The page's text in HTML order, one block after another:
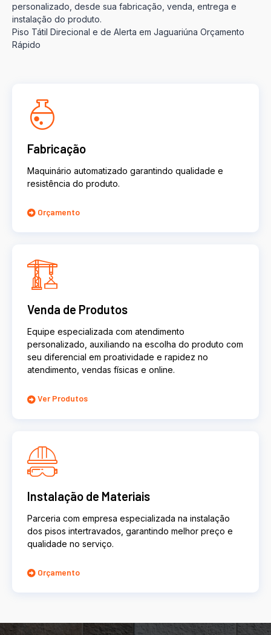
personalizado, desde sua fabricação, venda, entrega e
instalação do produto.
Piso Tátil Direcional e de Alerta em Jaguariúna Orçamento
Rápido
Fabricação
Maquinário automatizado garantindo qualidade e
resistência do produto.
Orçamento
Venda de Produtos
Equipe especializada com atendimento
personalizado, auxiliando na escolha do produto com
seu diferencial em proatividade e rapidez no
atendimento, vendas físicas e online.
Ver Produtos
Instalação de Materiais
Parceria com empresa especializada na instalação
dos pisos intertravados, garantindo melhor preço e
qualidade no serviço.
Orçamento